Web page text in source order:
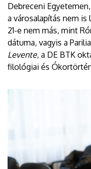
Debreceni
a városalapítás nem
21-e nem más, mint
dátuma, vagyis a
Levente, a DE BTK
filológiai és